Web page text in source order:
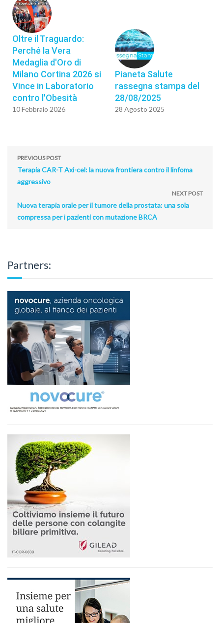
Oltre il Traguardo:
Perché la Vera
Medaglia d'Oro di
Milano Cortina 2026 si
Vince in Laboratorio
contro l'Obesità
10 Febbraio 2026
Pianeta Salute
rassegna stampa del
28/08/2025
28 Agosto 2025
PREVIOUS POST
Terapia CAR-T Axi-cel: la nuova frontiera contro il linfoma
aggressivo
NEXT POST
Nuova terapia orale per il tumore della prostata: una sola
compressa per i pazienti con mutazione BRCA
Partners: